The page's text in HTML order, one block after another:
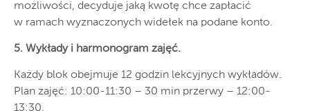
możliwości, decyduje jaką kwotę chce zapłacić
w ramach wyznaczonych widełek na podane konto.
5. Wykłady i harmonogram zajęć.
Każdy blok obejmuje 12 godzin lekcyjnych wykładów.
Plan zajęć: 10:00-11:30 – 30 min przerwy – 12:00-
13:30.